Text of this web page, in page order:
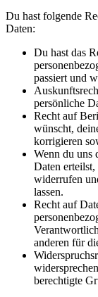
Du hast folgende
Daten:
Du hast das
passiert und
persönliche
Recht auf
wünscht,
korrigieren
Wenn du uns
Daten
widerrufen
lassen.
Recht auf
anderen für
berechtigte